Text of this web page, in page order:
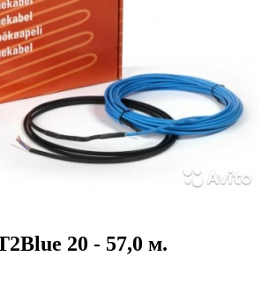
20 - 57,0 м.